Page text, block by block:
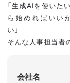
「生成AIを使いた
ら始めればいい
い」
そんな人事担当者
本資料では、人
に役立つ生成AI活
会社名